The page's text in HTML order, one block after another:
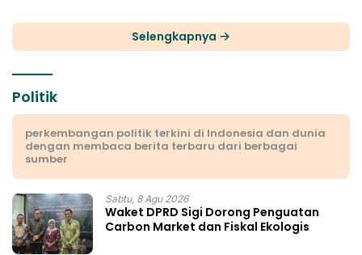
Selengkapnya
Politik
perkembangan politik terkini di Indonesia dan dunia
dengan membaca berita terbaru dari berbagai
sumber
Sabtu, 8 Agu 2026
Waket DPRD Sigi Dorong Penguatan
Carbon Market dan Fiskal Ekologis